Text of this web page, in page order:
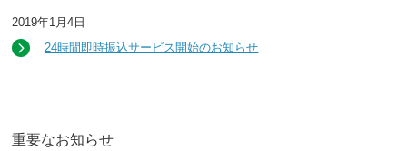
2019年1月4日
24時間即時振込サービス開始のお知らせ
重要なお知らせ